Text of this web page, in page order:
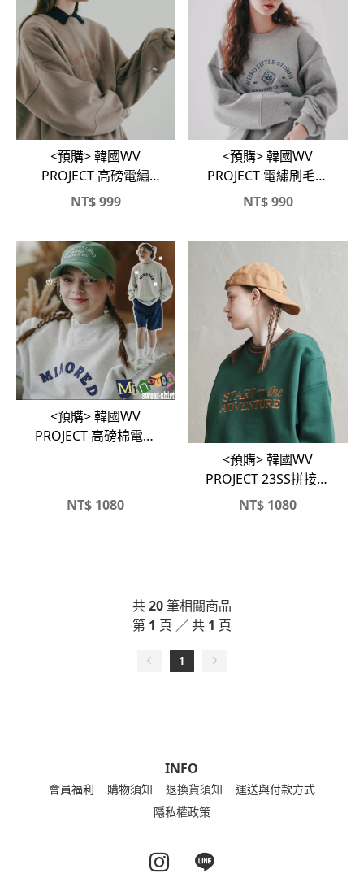
<預購> 韓國WV
PROJECT 高磅電繡
WVP刷毛大學T
NT$999
<預購> 韓國WV
PROJECT 電繡刷毛大
學T
NT$990
<預購> 韓國WV
PROJECT 高磅棉電繡
NT$ 1080
<預購> 韓國WV
PROJECT 23SS拼接感
英字電繡大學T
NT$ 1080
共20筆相關商品
第 1 頁 ／ 共 1 頁
1
INFO
會員福利 購物須知 退換貨須知
運送與付款方式
隱私權政策
Instagram page
Line page